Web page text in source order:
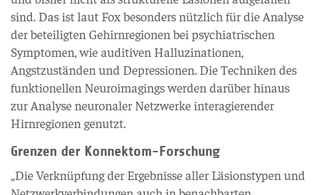
sind. Das ist laut Fox besonders nützlich für die Analyse
der beteiligten Gehirnregionen bei psychiatrischen
Symptomen, wie auditiven Halluzinationen,
Angstzuständen und Depressionen. Die Techniken des
funktionellen Neuroimagings werden darüber hinaus
zur Analyse neuronaler Netzwerke interagierender
Hirnregionen genutzt.
Grenzen der Konnektom-Forschung
„Die Verknüpfung der Ergebnisse aller Läsionstypen und